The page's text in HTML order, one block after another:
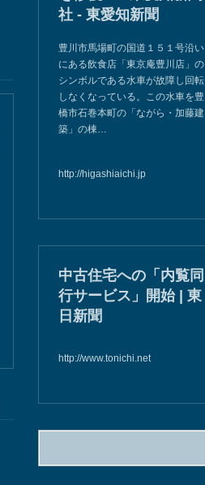
社 - 東愛知新聞
豊川市馬場町の国道１５１号沿い
にある飲食店「東京庵豊川店」の
シンボルである水車が故障し回転
しなくなっている。この水車を豊
橋市石巻本町の「ながら・加藤建
築」の棟…
http://higashiaichi.jp
中古住宅への「内覧同
行サービス」開始 | 東
日新聞
http://www.tonichi.net
検